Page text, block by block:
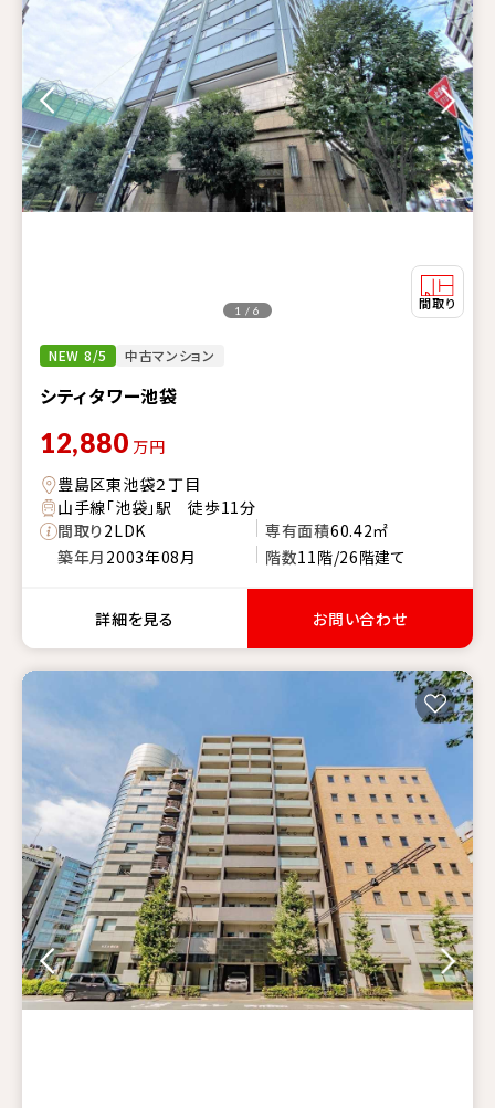
NEW 8/5 中古マンション
シティタワー池袋
1 / 6
12,880 万円
豊島区東池袋２丁目
山手線「池袋」駅 徒歩11分
間取り2LDK 専有面積60.42㎡
築年月 2003年08月 階数11階/26階建て
詳細を見る お問い合わせ